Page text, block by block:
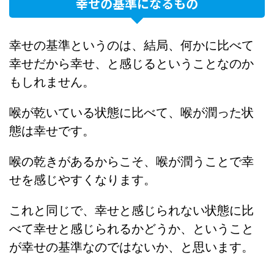
幸せの基準というのは、結局、何かに比べて
幸せだから幸せ、と感じるということなのか
もしれません。
喉が乾いている状態に比べて、喉が潤った状
態は幸せです。
喉の乾きがあるからこそ、喉が潤うことで幸
せを感じやすくなります。
これと同じで、幸せと感じられない状態に比
べて幸せと感じられるかどうか、ということ
が幸せの基準なのではないか、と思います。